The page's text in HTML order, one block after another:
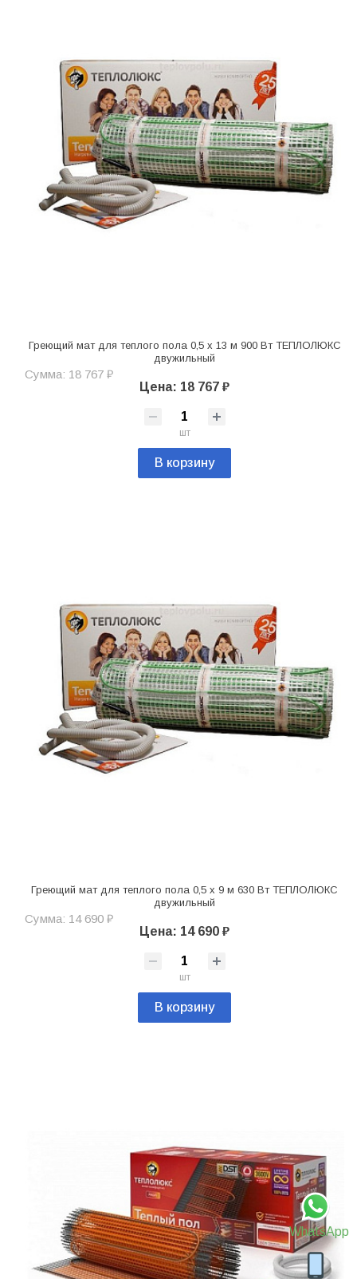
WhatsApp
Греющий мат для теплого пола 0,5 х 13 м 900 Вт ТЕПЛОЛЮКС
двужильный
Сумма: 18 767 ₽
Цена: 18 767 ₽
шт
В корзину
Греющий мат для теплого пола 0,5 х 9 м 630 Вт ТЕПЛОЛЮКС
двужильный
Сумма: 14 690 ₽
Цена: 14 690 ₽
шт
В корзину